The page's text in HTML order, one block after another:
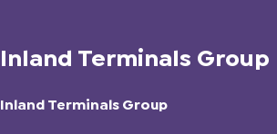
Inland Terminals Group
Inland Terminals Group